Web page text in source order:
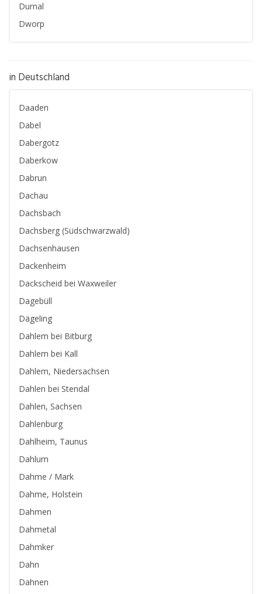
Durnal
Dworp
in Deutschland
Daaden
Dabel
Dabergotz
Daberkow
Dabrun
Dachau
Dachsbach
Dachsberg (Südschwarzwald)
Dachsenhausen
Dackenheim
Dackscheid bei Waxweiler
Dagebüll
Dägeling
Dahlem bei Bitburg
Dahlem bei Kall
Dahlem, Niedersachsen
Dahlen bei Stendal
Dahlen, Sachsen
Dahlenburg
Dahlheim, Taunus
Dahlum
Dahme / Mark
Dahme, Holstein
Dahmen
Dahmetal
Dahmker
Dahn
Dahnen